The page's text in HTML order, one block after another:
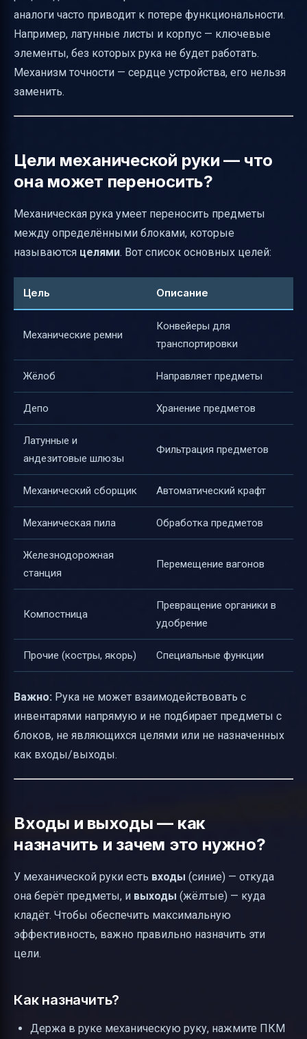
аналоги часто приводит к потере функциональности.
Например, латунные листы и корпус — ключевые
элементы, без которых рука не будет работать.
Механизм точности — сердце устройства, его нельзя
заменить.
Цели механической руки — что
она может переносить?
Механическая рука умеет переносить предметы
между определёнными блоками, которые
называются целями. Вот список основных целей:
Цель Описание
Механические ремни
Конвейеры для
транспортировки
Жёлоб Направляет предметы
Депо Хранение предметов
Латунные и
андезитовые шлюзы
Фильтрация предметов
Механический сборщик Автоматический крафт
Механическая пила Обработка предметов
Железнодорожная
станция
Перемещение вагонов
Компостница
Превращение органики в
удобрение
Прочие (костры, якорь) Специальные функции
Важно: Рука не может взаимодействовать с
инвентарями напрямую и не подбирает предметы с
блоков, не являющихся целями или не назначенных
как входы/выходы.
Входы и выходы — как
назначить и зачем это нужно?
У механической руки есть входы (синие) — откуда
она берёт предметы, и выходы (жёлтые) — куда
кладёт. Чтобы обеспечить максимальную
эффективность, важно правильно назначить эти
цели.
Как назначить?
Держа в руке механическую руку, нажмите ПКМ